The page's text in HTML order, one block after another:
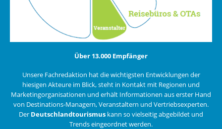
Über 13.000 Empfänger
Unsere Fachredaktion hat die wichtigsten Entwicklungen der
hiesigen Akteure im Blick, steht in Kontakt mit Regionen und
Marketingorganisationen und erhält Informationen aus erster Hand
von Destinations-Managern, Veranstaltern und Vertriebsexperten.
Der Deutschlandtourismus kann so vielseitig abgebildet und
Trends eingeordnet werden.